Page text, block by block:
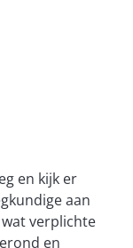
en kijk er
aan
verplichte
en